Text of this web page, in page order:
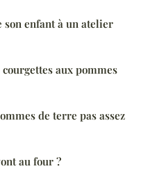
enfant à un atelier
aux pommes
de terre pas assez
au four ?